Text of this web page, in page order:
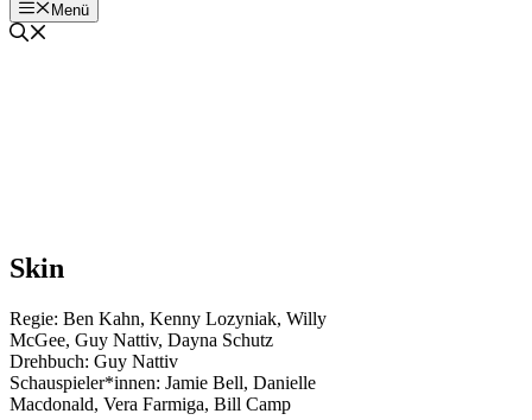
Menü
Skin
Regie: Ben Kahn, Kenny Lozyniak, Willy
McGee, Guy Nattiv, Dayna Schutz
Drehbuch: Guy Nattiv
Schauspieler*innen: Jamie Bell, Danielle
Macdonald, Vera Farmiga, Bill Camp